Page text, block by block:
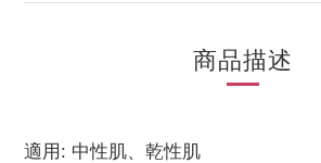
商品描述
適用 : 中性肌、乾性肌